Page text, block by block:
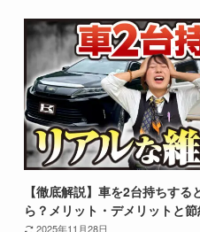
【徹底解説】車を2台持ちする
ら？メリット・デメリットと
2025年11月28日